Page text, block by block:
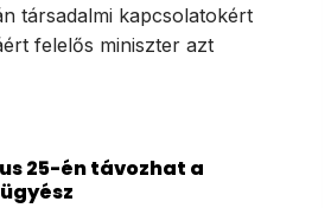
társadalmi kapcsolatokért
felelős miniszter azt
25-én távozhat a